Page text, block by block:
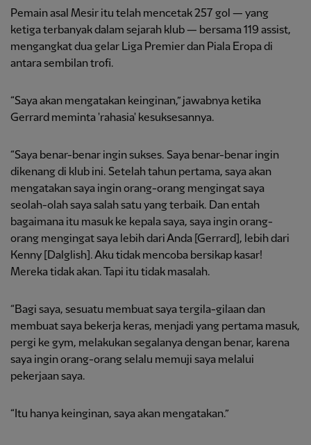
Pemain asal Mesir itu telah mencetak 257 gol — yang
ketiga terbanyak dalam sejarah klub — bersama 119 assist,
mengangkat dua gelar Liga Premier dan Piala Eropa di
antara sembilan trofi.
“Saya akan mengatakan keinginan,” jawabnya ketika
Gerrard meminta 'rahasia' kesuksesannya.
“Saya benar-benar ingin sukses. Saya benar-benar ingin
dikenang di klub ini. Setelah tahun pertama, saya akan
mengatakan saya ingin orang-orang mengingat saya
seolah-olah saya salah satu yang terbaik. Dan entah
bagaimana itu masuk ke kepala saya, saya ingin orang-
orang mengingat saya lebih dari Anda [Gerrard], lebih dari
Kenny [Dalglish]. Aku tidak mencoba bersikap kasar!
Mereka tidak akan. Tapi itu tidak masalah.
“Bagi saya, sesuatu membuat saya tergila-gilaan dan
membuat saya bekerja keras, menjadi yang pertama masuk,
pergi ke gym, melakukan segalanya dengan benar, karena
saya ingin orang-orang selalu memuji saya melalui
pekerjaan saya.
“Itu hanya keinginan, saya akan mengatakan.”